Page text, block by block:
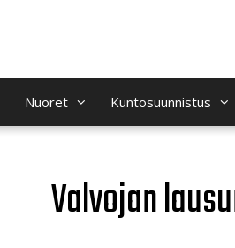
Nuoret Kuntosuunnistus
Valvojan